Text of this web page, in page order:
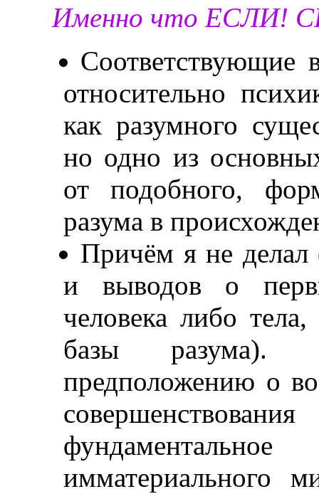
Именно что ЕСЛИ!
Соответствующие
относительно
как разумного
но одно из
от подобного,
разума в
Причём я не делал
и выводов о
человека либо
базы разума).
предположению о
имматериального